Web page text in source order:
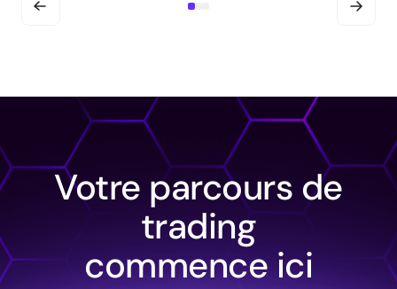
Votre parcours de
trading
commence ici